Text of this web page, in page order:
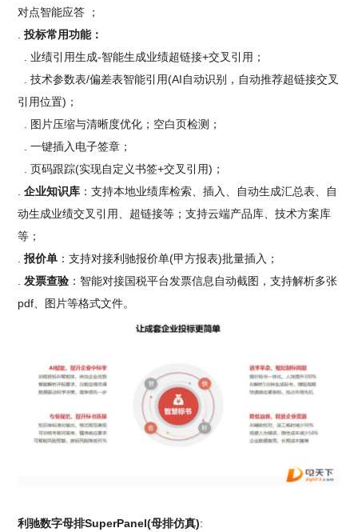
对点智能应答 ；
.投标常用功能：
. 业绩引用生成-智能生成业绩超链接+交叉引用；
. 技术参数表/偏差表智能引用(AI自动识别，自动推荐超链接交叉
引用位置)；
. 图片压缩与清晰度优化；空白页检测；
. 一键插入电子签章；
. 页码跟踪(实现自定义书签+交叉引用)；
.企业知识库 ：支持本地业绩库检索、插入、自动生成汇总表、自
动生成业绩交叉引用、超链接等；支持云端产品库、技术方案库
等；
.报价单 ：支持对接利驰报价单(甲方报表)批量插入；
发票查验 ：智能对接国税平台发票信息自动截图，支持解析多张
pdf、图片等格式文件。
利驰数字母排SuperPanel(母排仿真):